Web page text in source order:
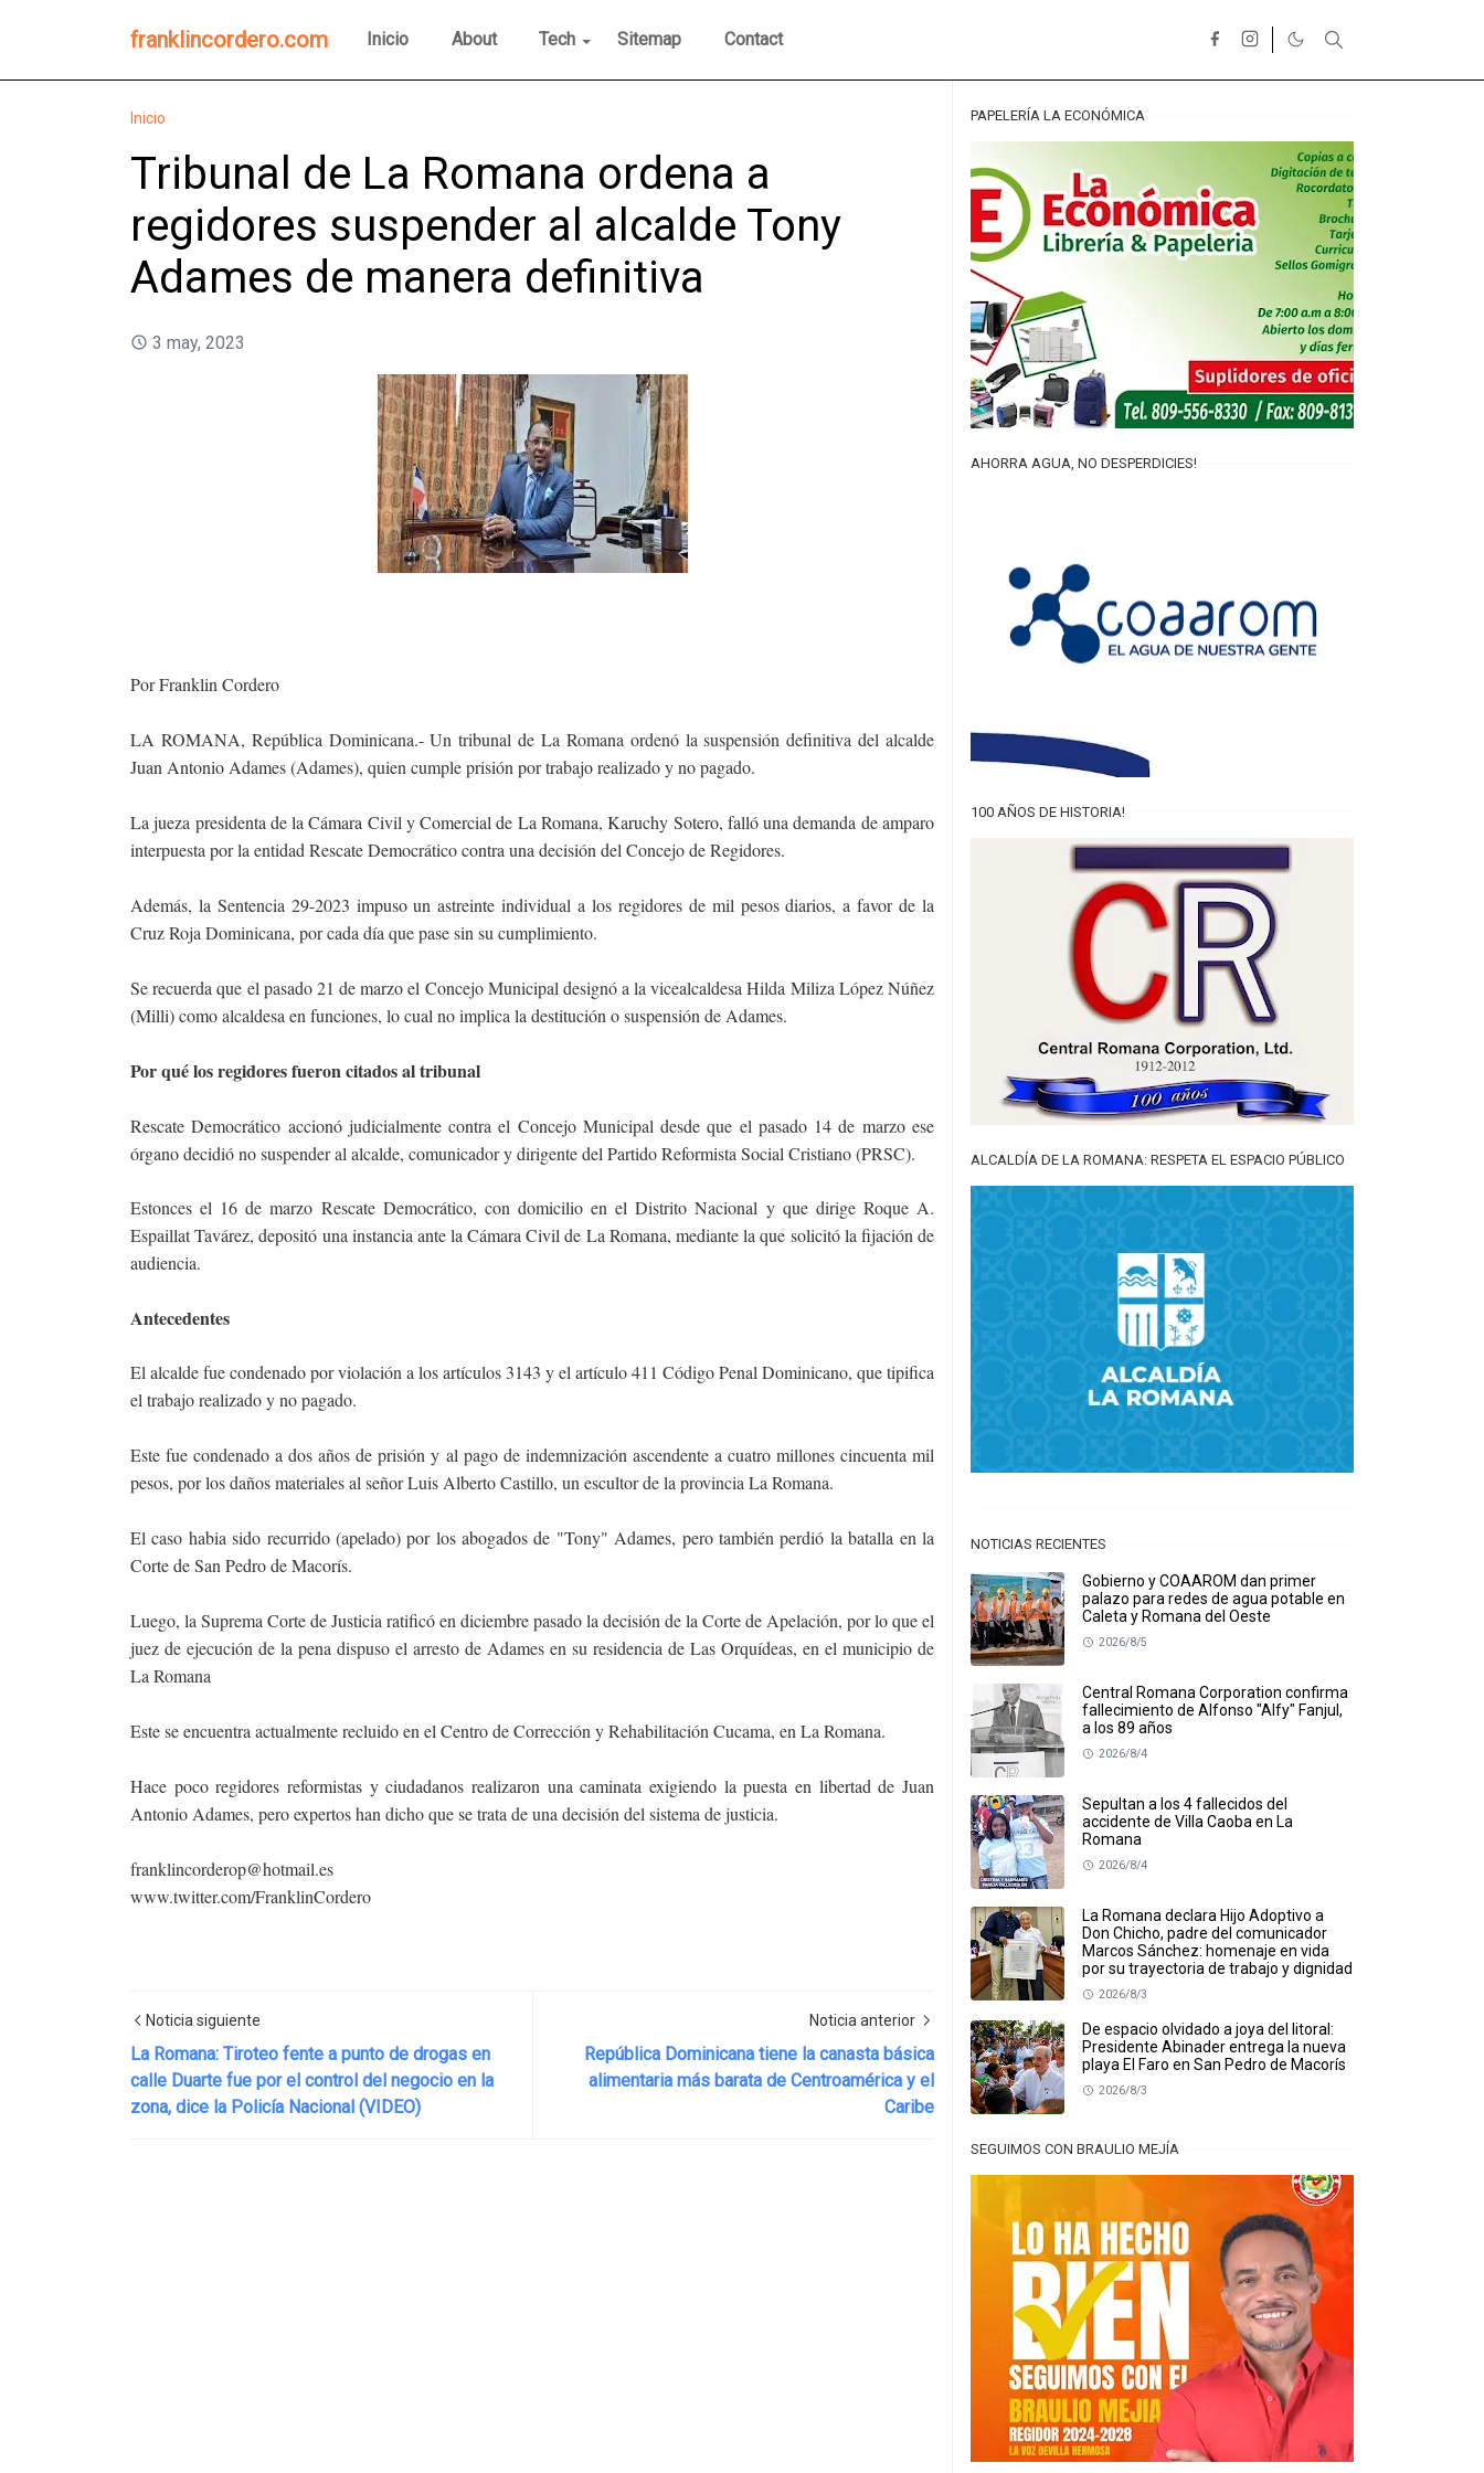
franklincordero.com Inicio About Tech Sitemap Contact
Inicio
Tribunal de La Romana ordena a
regidores suspender al alcalde Tony
Adames de manera definitiva
3 may, 2023
Por Franklin Cordero
LA ROMANA, República Dominicana.- Un tribunal de La Romana ordenó la suspensión definitiva del alcalde
Juan Antonio Adames (Adames), quien cumple prisión por trabajo realizado y no pagado.
La jueza presidenta de la Cámara Civil y Comercial de La Romana, Karuchy Sotero, falló una demanda de amparo
interpuesta por la entidad Rescate Democrático contra una decisión del Concejo de Regidores.
Además, la Sentencia 29-2023 impuso un astreinte individual a los regidores de mil pesos diarios, a favor de la
Cruz Roja Dominicana, por cada día que pase sin su cumplimiento.
Se recuerda que el pasado 21 de marzo el Concejo Municipal designó a la vicealcaldesa Hilda Miliza López Núñez
(Milli) como alcaldesa en funciones, lo cual no implica la destitución o suspensión de Adames.
Por qué los regidores fueron citados al tribunal
Rescate Democrático accionó judicialmente contra el Concejo Municipal desde que el pasado 14 de marzo ese
órgano decidió no suspender al alcalde, comunicador y dirigente del Partido Reformista Social Cristiano (PRSC).
Estonces el 16 de marzo Rescate Democrático, con domicilio en el Distrito Nacional y que dirige Roque A.
Espaillat Tavárez, depositó una instancia ante la Cámara Civil de La Romana, mediante la que solicitó la fijación de
audiencia.
Antecedentes
El alcalde fue condenado por violación a los artículos 3143 y el artículo 411 Código Penal Dominicano, que tipifica
el trabajo realizado y no pagado.
Este fue condenado a dos años de prisión y al pago de indemnización ascendente a cuatro millones cincuenta mil
pesos, por los daños materiales al señor Luis Alberto Castillo, un escultor de la provincia La Romana.
El caso habia sido recurrido (apelado) por los abogados de "Tony" Adames, pero también perdió la batalla en la
Corte de San Pedro de Macorís.
Luego, la Suprema Corte de Justicia ratificó en diciembre pasado la decisión de la Corte de Apelación, por lo que el
juez de ejecución de la pena dispuso el arresto de Adames en su residencia de Las Orquídeas, en el municipio de
La Romana
Este se encuentra actualmente recluido en el Centro de Corrección y Rehabilitación Cucama, en La Romana.
Hace poco regidores reformistas y ciudadanos realizaron una caminata exigiendo la puesta en libertad de Juan
Antonio Adames, pero expertos han dicho que se trata de una decisión del sistema de justicia.
franklincorderop@hotmail.es
www.twitter.com/FranklinCordero
Noticia siguiente
La Romana: Tiroteo fente a punto de drogas en
calle Duarte fue por el control del negocio en la
zona, dice la Policía Nacional (VIDEO)
Noticia anterior
República Dominicana tiene la canasta básica
alimentaria más barata de Centroamérica y el
Caribe
PAPELERÍA LA ECONÓMICA
AHORRA AGUA, NO DESPERDICIES!
100 AÑOS DE HISTORIA!
ALCALDÍA DE LA ROMANA: RESPETA EL ESPACIO PÚBLICO
NOTICIAS RECIENTES
Gobierno y COAAROM dan primer
palazo para redes de agua potable en
Caleta y Romana del Oeste
2026/8/5
Central Romana Corporation confirma
fallecimiento de Alfonso "Alfy" Fanjul,
a los 89 años
2026/8/4
Sepultan a los 4 fallecidos del
accidente de Villa Caoba en La
Romana
2026/8/4
La Romana declara Hijo Adoptivo a
Don Chicho, padre del comunicador
Marcos Sánchez: homenaje en vida
por su trayectoria de trabajo y dignidad
2026/8/3
De espacio olvidado a joya del litoral:
Presidente Abinader entrega la nueva
playa El Faro en San Pedro de Macorís
2026/8/3
SEGUIMOS CON BRAULIO MEJÍA